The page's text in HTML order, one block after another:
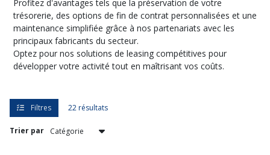
Profitez d'avantages tels que la préservation de votre
trésorerie, des options de fin de contrat personnalisées et une
maintenance simplifiée grâce à nos partenariats avec les
principaux fabricants du secteur.
Optez pour nos solutions de leasing compétitives pour
développer votre activité tout en maîtrisant vos coûts.
Filtres 22 résultats
Trier par
à
tour
(4)
Financement
roues
(2)